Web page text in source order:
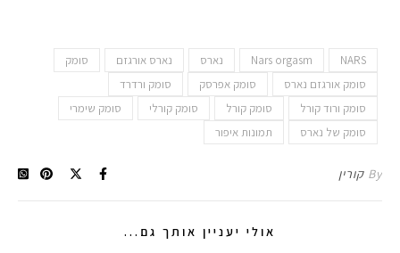
NARS
Nars orgasm נארס נארס אורגזם
סומק
סומק אורגזם נארס
סומק אפרסק
סומק ורדרד
סומק ורוד קורל
סומק קורל סומק קורלי
סומק שימרי
סומק של נארס
תמונות איפור
By קורין
אולי יעניין אותך גם...